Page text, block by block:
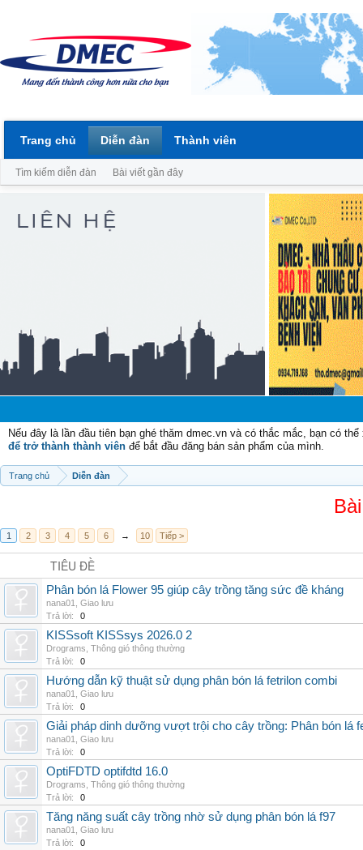
Nếu đây là lần đầu tiên bạn ghé thăm dmec.vn và có thắc mắc, bạn có
để trở thành thành viên để bắt đầu đăng bán sản phẩm của mình.
Trang chủ Diễn đàn
1 2 3 4 5 6 → 10 Tiếp >
TIÊU ĐỀ
Phân bón lá Flower 95 giúp cây trồng tăng sức đề kháng
nana01
Giao lưu
Trả lời:
0
KISSsoft KISSsys 2026.0 2
Drograms Thông gió thông thường
Trả lời:
0
Hướng dẫn kỹ thuật sử dụng phân bón lá fetrilon combi
nana01
Giao lưu
Trả lời:
0
Giải pháp dinh dưỡng vượt trội cho cây trồng: Phân bón lá
nana01
Giao lưu
Trả lời:
0
OptiFDTD optifdtd 16.0
Drograms Thông gió thông thường
Trả lời:
0
Tăng năng suất cây trồng nhờ sử dụng phân bón lá f97
nana01
Giao lưu
Trả lời:
0
Trang chủ Diễn đàn
Tìm kiếm diễn đàn Bài viết gần đây
Thành viên